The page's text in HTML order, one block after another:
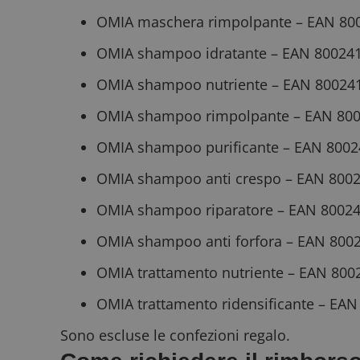
OMIA maschera rimpolpante – EAN
OMIA shampoo idratante – EAN
OMIA shampoo nutriente – EAN
OMIA shampoo rimpolpante – EAN
OMIA shampoo purificante – EAN
OMIA shampoo anti crespo – EAN
OMIA shampoo riparatore – EAN
OMIA shampoo anti forfora – EAN
OMIA trattamento nutriente – EAN
OMIA trattamento ridensificante – EAN
Sono escluse le confezioni regalo.
Nome
_pk_id.1.938b
_pk_ses.1.938b
Nome
test_cookie